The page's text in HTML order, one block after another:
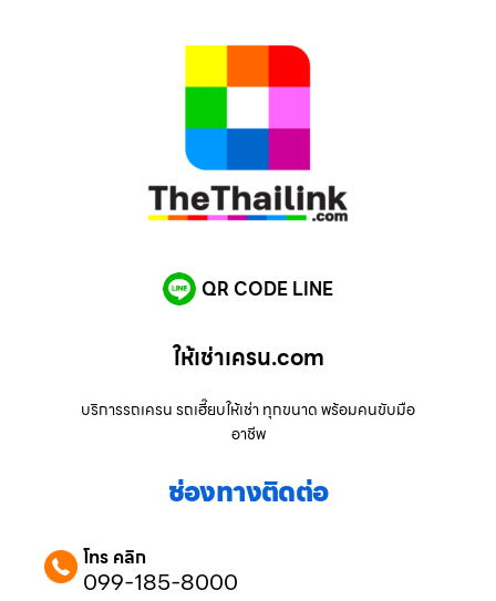
QR CODE LINE
ให้เช่าเครน.com
บริการรถเครน รถเฮี๊ยบให้เช่า ทุกขนาด พร้อมคนขับมือ
อาชีพ
ช่องทางติดต่อ
โทร คลิก
099-185-8000